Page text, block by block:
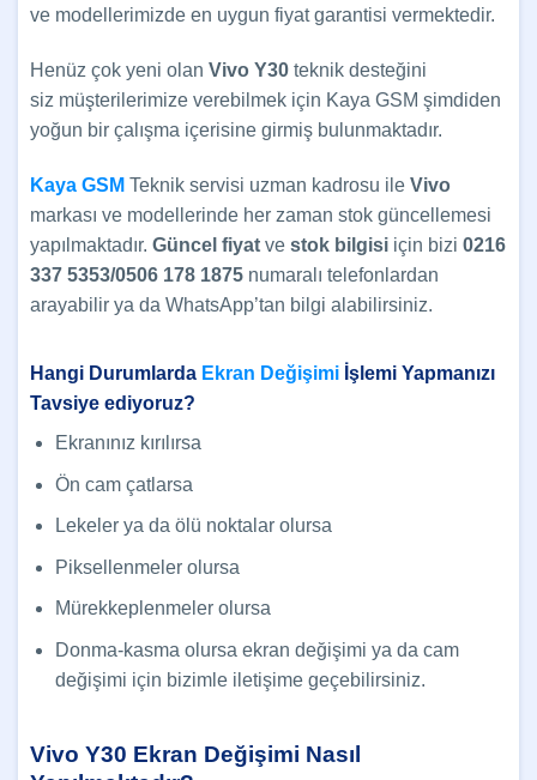
ve modellerimizde en uygun fiyat garantisi vermektedir.
Henüz çok yeni olan Vivo Y30 teknik desteğini
siz müşterilerimize verebilmek için Kaya GSM şimdiden
yoğun bir çalışma içerisine girmiş bulunmaktadır.
Kaya GSM Teknik servisi uzman kadrosu ile Vivo
markası ve modellerinde her zaman stok güncellemesi
yapılmaktadır. Güncel fiyat ve stok bilgisi için bizi 0216
337 5353/0506 178 1875 numaralı telefonlardan
arayabilir ya da WhatsApp’tan bilgi alabilirsiniz.
Hangi Durumlarda Ekran Değişimi İşlemi Yapmanızı
Tavsiye ediyoruz?
Ekranınız kırılırsa
Ön cam çatlarsa
Lekeler ya da ölü noktalar olursa
Piksellenmeler olursa
Mürekkeplenmeler olursa
Donma-kasma olursa ekran değişimi ya da cam
değişimi için bizimle iletişime geçebilirsiniz.
Vivo Y30 Ekran Değişimi Nasıl